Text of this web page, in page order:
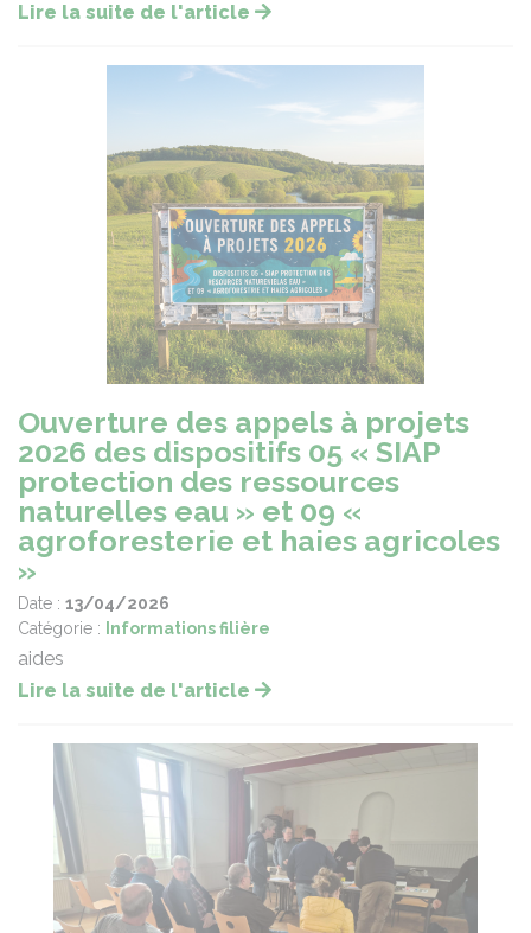
Lire la suite de l'article
Ouverture des appels à projets
2026 des dispositifs 05 « SIAP
protection des ressources
naturelles eau » et 09 «
agroforesterie et haies agricoles
»
Date : 13/04/2026
Catégorie :
Informations filière
aides
Lire la suite de l'article